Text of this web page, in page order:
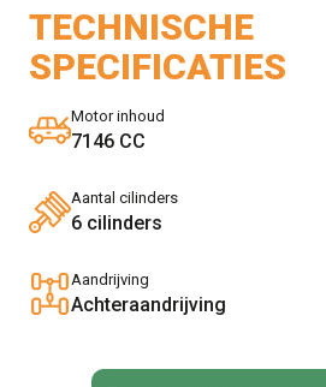
TECHNISCHE
SPECIFICATIES
Motor inhoud
7146 CC
Aantal cilinders
6 cilinders
Aandrijving
Achteraandrijving